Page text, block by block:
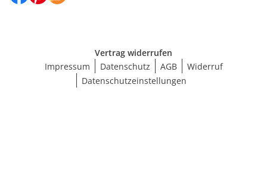
Vertrag widerrufen
Impressum
Datenschutz AGB
Widerruf
Datenschutzeinstellungen